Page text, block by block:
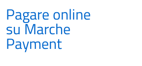
Pagare online
su Marche
Payment